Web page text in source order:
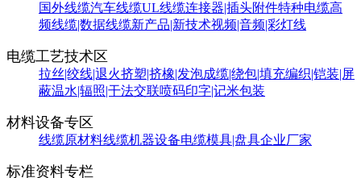
国外线缆汽车线缆UL线缆连接器|插头附件特种电缆高
频线缆|数据线缆新产品|新技术视频|音频|彩灯线
电缆工艺技术区
拉丝|绞线|退火挤塑|挤橡|发泡成缆|绕包|填充编织|铠装|屏
蔽温水|辐照|干法交联喷码印字|记米包装
材料设备专区
线缆原材料线缆机器设备电缆模具|盘具企业厂家
标准资料专栏